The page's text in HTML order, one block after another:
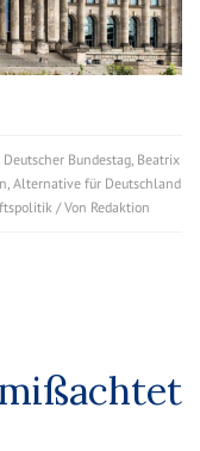
Deutscher Bundestag Beatrix
Alternative für Deutschland
/ Von Redaktion